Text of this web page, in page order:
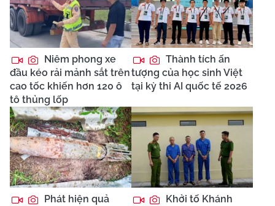
Niêm phong xe
đầu kéo rải mảnh sắt trên
cao tốc khiến hơn 120 ô
tô thủng lốp
Thành tích ấn
tượng của học sinh Việt
tại kỳ thi AI quốc tế 2026
Phát hiện quả
Khởi tố Khánh